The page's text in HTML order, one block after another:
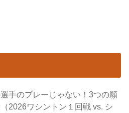
手のプレーじゃない！3つの願
2026ワシントン１回戦 vs. シ